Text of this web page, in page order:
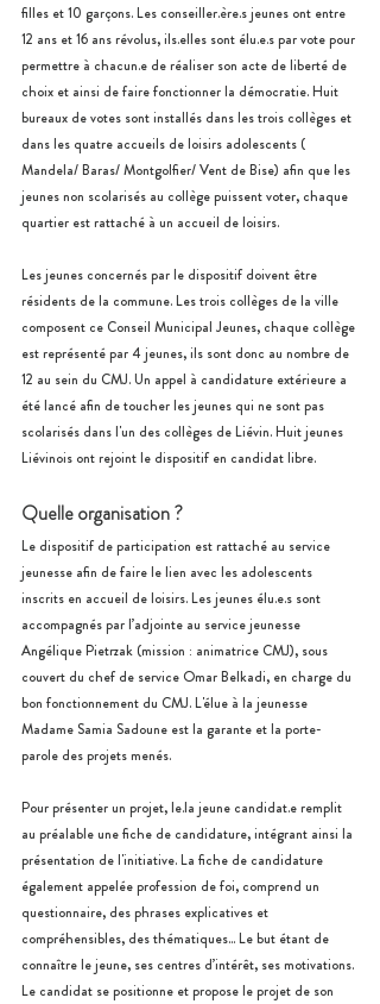
filles et 10 garçons. Les conseiller.ère.s jeunes ont entre
12 ans et 16 ans révolus, ils.elles sont élu.e.s par vote pour
permettre à chacun.e de réaliser son acte de liberté de
choix et ainsi de faire fonctionner la démocratie. Huit
bureaux de votes sont installés dans les trois collèges et
dans les quatre accueils de loisirs adolescents (
Mandela/ Baras/ Montgolfier/ Vent de Bise) afin que les
jeunes non scolarisés au collège puissent voter, chaque
quartier est rattaché à un accueil de loisirs.
Les jeunes concernés par le dispositif doivent être
résidents de la commune. Les trois collèges de la ville
composent ce Conseil Municipal Jeunes, chaque collège
est représenté par 4 jeunes, ils sont donc au nombre de
12 au sein du CMJ. Un appel à candidature extérieure a
été lancé afin de toucher les jeunes qui ne sont pas
scolarisés dans l'un des collèges de Liévin. Huit jeunes
Liévinois ont rejoint le dispositif en candidat libre.
Quelle organisation ?
Le dispositif de participation est rattaché au service
jeunesse afin de faire le lien avec les adolescents
inscrits en accueil de loisirs. Les jeunes élu.e.s sont
accompagnés par l’adjointe au service jeunesse
Angélique Pietrzak (mission : animatrice CMJ), sous
couvert du chef de service Omar Belkadi, en charge du
bon fonctionnement du CMJ. L'élue à la jeunesse
Madame Samia Sadoune est la garante et la porte-
parole des projets menés.
Pour présenter un projet, le.la jeune candidat.e remplit
au préalable une fiche de candidature, intégrant ainsi la
présentation de l'initiative. La fiche de candidature
également appelée profession de foi, comprend un
questionnaire, des phrases explicatives et
compréhensibles, des thématiques... Le but étant de
connaître le jeune, ses centres d’intérêt, ses motivations.
Le candidat se positionne et propose le projet de son